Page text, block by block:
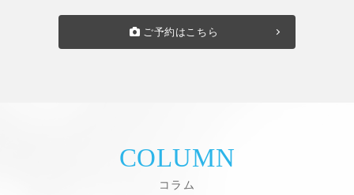
ご予約はこちら
COLUMN
コラム